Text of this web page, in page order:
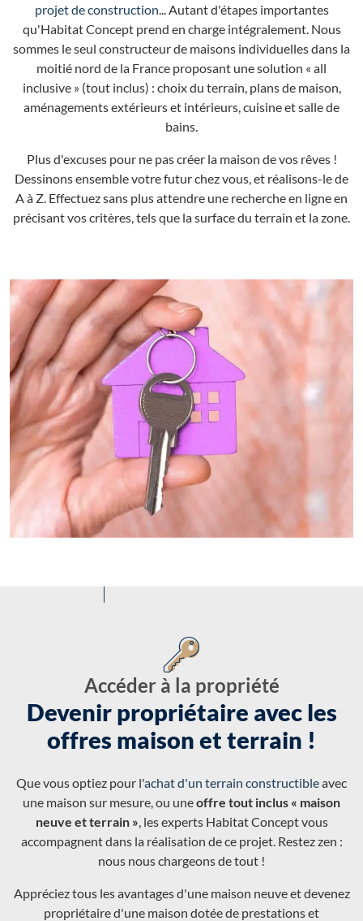
projet de construction... Autant d'étapes importantes
qu'Habitat Concept prend en charge intégralement. Nous
sommes le seul constructeur de maisons individuelles dans la
moitié nord de la France proposant une solution « all
inclusive » (tout inclus) : choix du terrain, plans de maison,
aménagements extérieurs et intérieurs, cuisine et salle de
bains.
Plus d'excuses pour ne pas créer la maison de vos rêves !
Dessinons ensemble votre futur chez vous, et réalisons-le de
A à Z. Effectuez sans plus attendre une recherche en ligne en
précisant vos critères, tels que la surface du terrain et la zone.
Accéder à la propriété
Devenir propriétaire avec les
offres maison et terrain !
Que vous optiez pour l'achat d'un terrain constructibleavec
une maison sur mesure, ou uneoffre tout inclus « maison
neuve et terrain », les experts Habitat Concept vous
accompagnent dans la réalisation de ce projet. Restez zen :
nous nous chargeons de tout !
Appréciez tous les avantages d'une maison neuve et devenez
propriétaire d'une maison dotée de prestations et